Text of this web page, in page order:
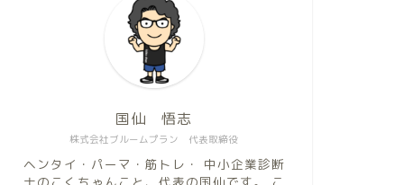
株式会社ブルームプラン 代表取締役
国仙 悟志
ヘンタイ・パーマ・筋トレ・ 中小企業診断